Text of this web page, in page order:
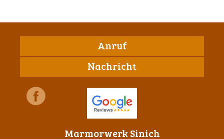
Anruf
Nachricht
Marmorwerk Sinich